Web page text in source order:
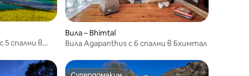
5 спални в
Вила – Bhimtal
Вила Agapanthus с 6 спални в Бхимтал